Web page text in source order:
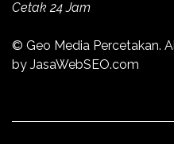
Cetak 24 Jam
© Geo Media Percetakan.
by JasaWebSEO.com